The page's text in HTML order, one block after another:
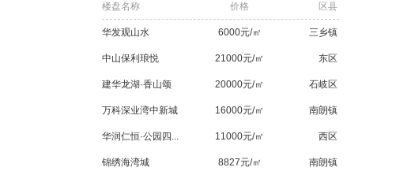
楼盘名称 价格 区县
华发观山水 6000元/㎡ 三乡镇
中山保利琅悦 21000元/㎡ 东区
建华龙湖·香山颂 20000元/㎡ 石岐区
万科深业湾中新城 16000元/㎡ 南朗镇
华润仁恒·公园四... 11000元/㎡ 西区
锦绣海湾城 8827元/㎡ 南朗镇